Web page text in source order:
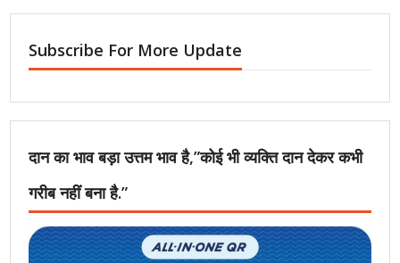
Subscribe For More Update
दान का भाव बड़ा उत्तम भाव है,”कोई भी व्यक्ति दान देकर कभी
गरीब नहीं बना है.”